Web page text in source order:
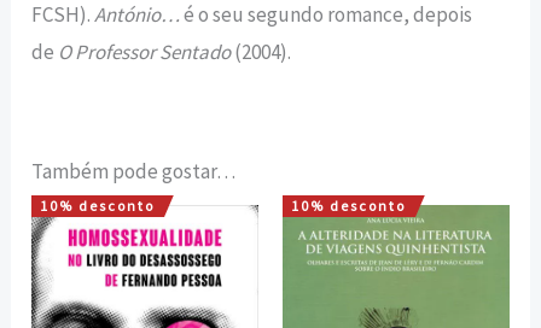
FCSH).António…é o seu segundo romance, depois
de O Professor Sentado(2004).
Também pode gostar…
10% desconto
O
preço
original
era:
16,00 €.
O
preço
atual
é:
14,40 €.
10% desconto
O
preço
original
8,40 €.
O
preço
atual
7,56 €.